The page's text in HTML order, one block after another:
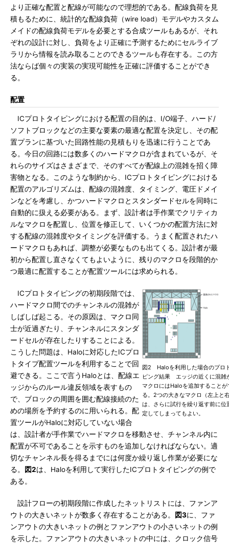
より正確な配置と配線が可能なので理想的である。配線負荷を見
積もるために、統計的な配線負荷（wire load）モデルやカスタム
メイドの配線負荷モデルを必要とする合成ツールもあるが、それ
ぞれの設計に対し、負荷をより正確に予測するためにセルライブ
ラリから情報を読み取ることのできるツールも存在する。この方
法ならば個々の実装の実現可能性を正確に評価することができ
る。
配置
ICプロトタイピングにおける配置の目的は、I/O端子、ハード/
ソフトブロックなどの主要な要素の最適な配置を決定し、その配
置プランに基づいた回路性能の見積もりを迅速に行うことであ
る。今日の回路には数多くのハードマクロが含まれているが、そ
れらのサイズはさまざまで、そのすべてが配線上の混雑を招く障
害物となる。このような制約から、ICプロトタイピングにおける
配置のアルゴリズムは、配線の混雑度、タイミング、電圧ドメイ
ンなどを考慮し、かつハードマクロとスタンダードセルを同時に
自動的に扱える必要がある。まず、設計者は手作業でクリティカ
ルなマクロを配置し、位置を修正して、いくつかの配置方法に対
する配線の混雑度やタイミングを評価する。うまく配置されたハ
ードマクロもあれば、調整が必要なものも出てくる。設計者が最
初から配置し直さなくてもよいように、残りのマクロを段階的か
つ最適に配置することが配置ツールには求められる。
図2 Haloを利用した場合のプロ
ピング結果 エッジの近くに混雑
マクロにはHaloを追加することが
る。2つの大きなマクロ（左上と
は、さらに試行を繰り返す前に位
定してしまってもよい。
ICプロトタイピングの初期段階では、
ハードマクロ間でのチャンネルの混雑が
しばしば起こる。その原因は、マクロ同
士が近過ぎたり、チャンネルにスタンダ
ードセルが存在したりすることによる。
こうした問題は、Haloに対応したICプロ
トタイプ配置ツールを利用することで回
避できる。ここで言うHaloとは、配線エ
ッジからのルール違反領域を表すもの
で、ブロックの周囲を囲む配線接続のた
めの場所を予約するのに用いられる。配
置ツールがHaloに対応していない場合
は、設計者が手作業でハードマクロを移動させ、チャンネル内に
配置が不可であることを示すものを追加しなければならない。適
切なチャンネル長を得るまでには何度か繰り返し作業が必要にな
る。
図2は、Haloを利用して実行したICプロトタイピングの例で
ある。
設計フローの初期段階に作成したネットリストには、ファンア
ウトの大きいネットが数多く存在することがある。
図3に、ファ
ンアウトの大きいネットの例とファンアウトの小さいネットの例
を示した。ファンアウトの大きいネットの中には、クロック信号